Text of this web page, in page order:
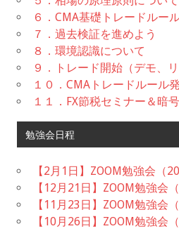
６．CMA基礎トレードルー
７．過去検証を進めよう
８．環境認識について
９．トレード開始（デモ、リ
１０．CMAトレードルール
１１．FX節税セミナー＆暗
勉強会日程
【2月1日】ZOOM勉強会（
【12月21日】ZOOM勉強会
【11月23日】ZOOM勉強会
【10月26日】ZOOM勉強会